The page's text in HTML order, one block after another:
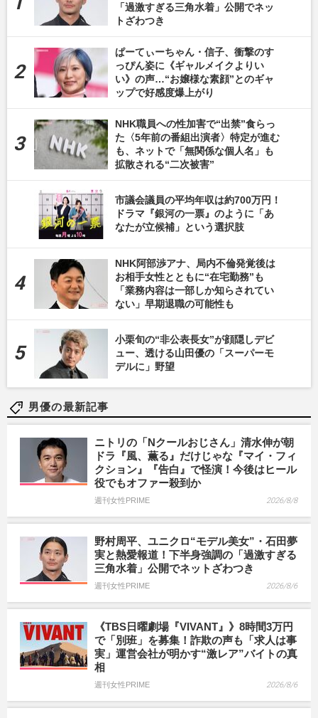
「過激すぎる三角水着」公開でネッ
トざわつき
ぱーてぃーちゃん・信子、衝撃のす
っぴん姿に《ギャルメイクよりい
い》の声…“お嬢様な素顔”とのギャ
ップで好感度爆上がり
NHK職員への性加害で“出禁”食らっ
た〈5年前の番組出演者〉特定が進む
も、ネットで「無関係な個人名」も
拡散される“二次被害”
市議会議員の平均年収は約700万円！
ドラマ『銀河の一票』のように「あ
なたが立候補」という選択肢
NHK阿部渉アナ、局内不倫発覚後は
お相手女性とともに“在宅勤務”も
「業務内容は一部しか知らされてい
ない」早期退職の可能性も
小栗旬の“非公表長女”が顔隠しデビ
ュー、透ける山田優の「スーパーモ
デルに」野望
男優の最新記事
ニトリの「Nクールおじさん」清水伸が朝
ドラ『風、薫る』だけじゃな『マイ・フィ
クション』『告白』で怪演！今後はヒール
役でもオファー殺到か
週刊女性PRIME 2026/8/8
野村周平、ユニクロ“モデル美女”・石田夢
実と熱愛報道！下半身強調の「過激すぎる
三角水着」公開でネットざわつき
週刊女性PRIME 2026/8/6
《TBS日曜劇場『VIVANT』》8時間3万円
で「別班」を募集！詐欺の声も「求人は事
実」運営会社が明かす“激レア”バイトの真
相
週刊女性PRIME 2026/8/6